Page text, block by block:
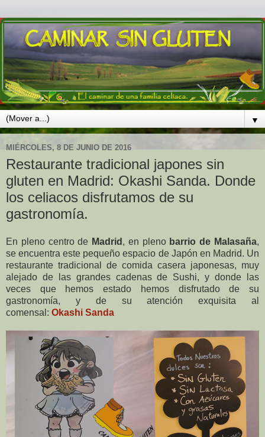
▼
MIÉRCOLES, 8 DE JUNIO DE 2016
Restaurante tradicional japones sin
gluten en Madrid: Okashi Sanda. Donde
los celiacos disfrutamos de su
gastronomía.
En pleno centro de Madrid , en plenobarrio de Malasaña,
se encuentra este pequeño espacio de Japón en Madrid. Un
restaurante tradicional de comida casera japonesas, muy
alejado de las grandes cadenas de Sushi, y donde las
veces que hemos estado hemos disfrutado de su
gastronomía, y de su atención exquisita al
comensal: Okashi Sanda